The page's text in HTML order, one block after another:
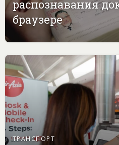
распознавания
браузере
ТРАНСПОРТ